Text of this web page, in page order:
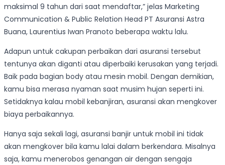
maksimal 9 tahun dari saat mendaftar,” jelas Marketing
Communication & Public Relation Head PT Asuransi Astra
Buana, Laurentius Iwan Pranoto beberapa waktu lalu.
Adapun untuk cakupan perbaikan dari asuransi tersebut
tentunya akan diganti atau diperbaiki kerusakan yang terjadi.
Baik pada bagian body atau mesin mobil. Dengan demikian,
kamu bisa merasa nyaman saat musim hujan seperti ini.
Setidaknya kalau mobil kebanjiran, asuransi akan mengkover
biaya perbaikannya.
Hanya saja sekali lagi, asuransi banjir untuk mobil ini tidak
akan mengkover bila kamu lalai dalam berkendara. Misalnya
saja, kamu menerobos genangan air dengan sengaja